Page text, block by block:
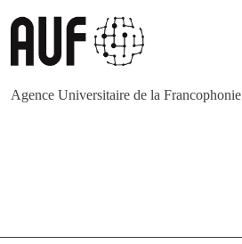
Agence Universitaire de la Francophonie